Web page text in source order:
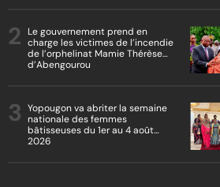
Le gouvernement prend en
charge les victimes de l’incendie
de l’orphelinat Mamie Thérèse
d’Abengourou
Yopougon va abriter la semaine
nationale des femmes
bâtisseuses du 1er au 4 août
2026